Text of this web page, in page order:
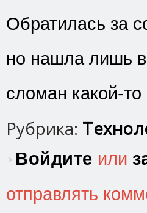
Обратилась за
но нашла лишь
сломан какой-
Рубрика:
Войдите или
отправлять